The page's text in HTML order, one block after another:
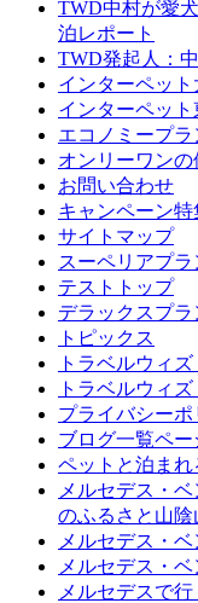
TWD中村が愛
泊レポート
TWD発起人：
インターペッ
インターペッ
エコノミープラ
オンリーワン
お問い合わせ
キャンペーン特
サイトマップ
スーペリアプラ
テストトップ
デラックスプラ
トピックス
トラベルウィ
トラベルウィ
プライバシーポ
ブログ一覧ペー
ペットと泊ま
メルセデス・
のふるさと山陰
メルセデス・
メルセデス・
メルセデスで